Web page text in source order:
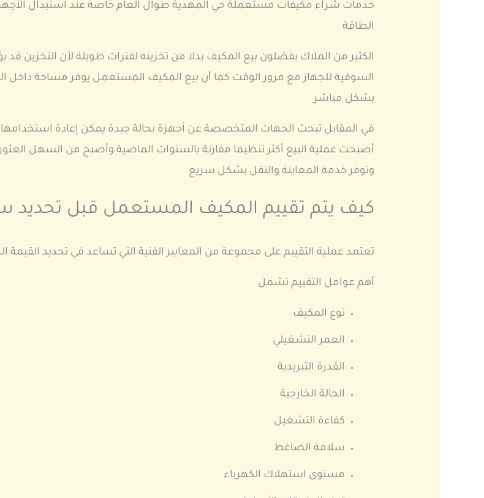
خدمات شراء مكيفات مستعملة حي المهدية طوال العام خاصة عند استبدال
الطاقة
الكثير من الملاك يفضلون بيع المكيف بدلا من تخزينه لفترات طويلة لأن التخزين
السوقية للجهاز مع مرور الوقت كما أن بيع المكيف المستعمل يوفر مساحة داخل
بشكل مباشر
في المقابل تبحث الجهات المتخصصة عن أجهزة بحالة جيدة يمكن إعادة
أصبحت عملية البيع أكثر تنظيما مقارنة بالسنوات الماضية وأصبح من السهل
وتوفر خدمة المعاينة والنقل بشكل سريع
كيف يتم تقييم المكيف المستعمل قبل تحديد
تعتمد عملية التقييم على مجموعة من المعايير الفنية التي تساعد في تحديد القيمة
أهم عوامل التقييم تشمل
نوع المكيف
العمر التشغيلي
القدرة التبريدية
الحالة الخارجية
كفاءة التشغيل
سلامة الضاغط
مستوى استهلاك الكهرباء